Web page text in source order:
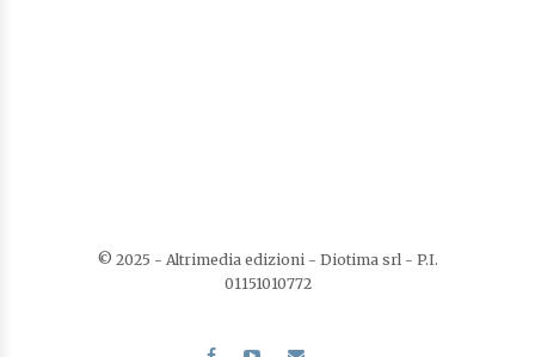
© 2025 - Altrimedia edizioni - Diotima srl - P.I.
01151010772